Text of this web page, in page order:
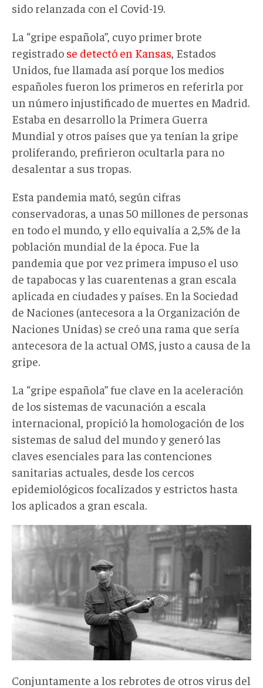
sido relanzada con el Covid-19.
La “gripe española”, cuyo primer brote
registrado se detectó en Kansas, Estados
Unidos, fue llamada así porque los medios
españoles fueron los primeros en referirla por
un número injustificado de muertes en Madrid.
Estaba en desarrollo la Primera Guerra
Mundial y otros países que ya tenían la gripe
proliferando, prefirieron ocultarla para no
desalentar a sus tropas.
Esta pandemia mató, según cifras
conservadoras, a unas 50 millones de personas
en todo el mundo, y ello equivalía a 2,5% de la
población mundial de la época. Fue la
pandemia que por vez primera impuso el uso
de tapabocas y las cuarentenas a gran escala
aplicada en ciudades y países. En la Sociedad
de Naciones (antecesora a la Organización de
Naciones Unidas) se creó una rama que sería
antecesora de la actual OMS, justo a causa de la
gripe.
La “gripe española” fue clave en la aceleración
de los sistemas de vacunación a escala
internacional, propició la homologación de los
sistemas de salud del mundo y generó las
claves esenciales para las contenciones
sanitarias actuales, desde los cercos
epidemiológicos focalizados y estrictos hasta
los aplicados a gran escala.
Conjuntamente a los rebrotes de otros virus del